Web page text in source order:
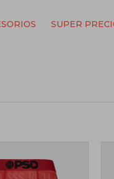
SUPER